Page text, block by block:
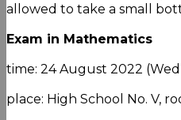
allowed to take a small
Exam in Mathematics
time: 24 August 2022
place: High School No. V,